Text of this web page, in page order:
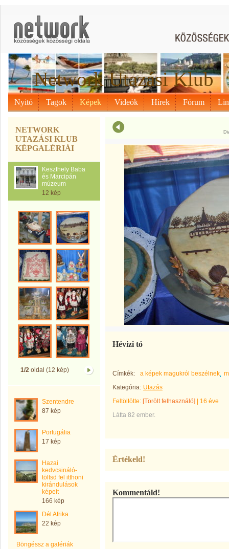
Network Utazási Klub
Nyitó Tagok Képek Videók Hírek Fórum
NETWORK
UTAZÁSI KLUB
KÉPGALÉRIÁI
Keszthely Baba
és Marcipán
múzeum
12 kép
1/2oldal (12 kép)
Szentendre
87 kép
Portugália
17 kép
Hazai
kedvcsináló-
töltsd fel itthoni
kirándulások
képeit
166 kép
Dél Afrika
22 kép
Böngéssz a galériák
Hévizi tó
Címkék: a képek magukról beszélnek
Kategória: Utazás
Feltöltötte: [Törölt felhasználó]
16 éve
Látta 82 ember.
Értékeld!
Kommentáld!